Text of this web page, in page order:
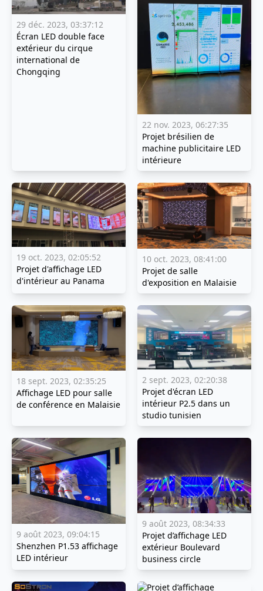
29 déc. 2023, 03:37:12
Écran LED double face
extérieur du cirque
international de
Chongqing
22 nov. 2023, 06:27:35
Projet brésilien de
machine publicitaire LED
intérieure
19 oct. 2023, 02:05:52
Projet d'affichage LED
d'intérieur au Panama
10 oct. 2023, 08:41:00
Projet de salle
d'exposition en Malaisie
18 sept. 2023, 02:35:25
Affichage LED pour salle
de conférence en Malaisie
2 sept. 2023, 02:20:38
Projet d'écran LED
intérieur P2.5 dans un
studio tunisien
9 août 2023, 09:04:15
Shenzhen P1.53 affichage
LED intérieur
9 août 2023, 08:34:33
Projet d’affichage LED
extérieur Boulevard
business circle